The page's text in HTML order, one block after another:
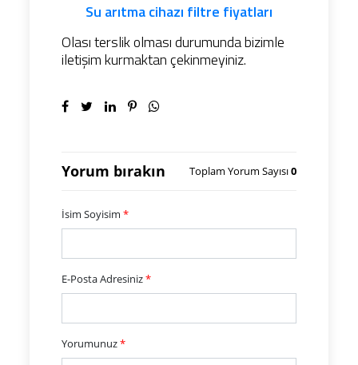
Su arıtma cihazı filtre fiyatları
Olası terslik olması durumunda bizimle
iletişim kurmaktan çekinmeyiniz.
Yorum bırakın Toplam Yorum Sayısı0
İsim Soyisim *
E-Posta Adresiniz*
Yorumunuz*